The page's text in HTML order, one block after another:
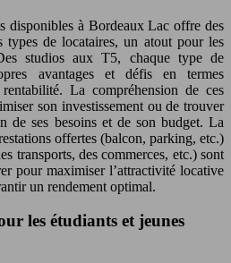
disponibles à Bordeaux Lac offre des
types de locataires, un atout pour les
studios aux T5, chaque type de
avantages et défis en termes
La compréhension de ces
son investissement ou de trouver
de ses besoins et de son budget. La
offertes (balcon, parking, etc.)
transports, des commerces, etc.) sont
pour maximiser l’attractivité locative
un rendement optimal.
les étudiants et jeunes